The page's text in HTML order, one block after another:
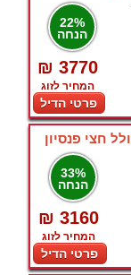
22%
הנחה
₪ 3770
המחיר לזוג
פרטי הדיל
33%
הנחה
₪ 3160
המחיר לזוג
פרטי הדיל